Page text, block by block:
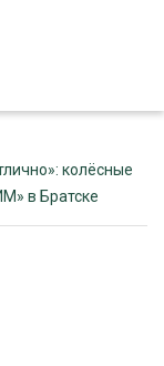
колёсные
в Братске